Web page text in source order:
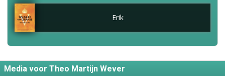
Erik
Media voor Theo Martijn Wever